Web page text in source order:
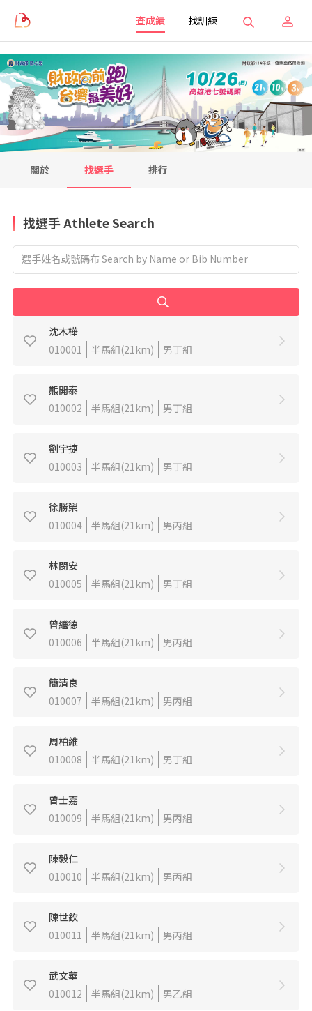
查成績 找訓練
關於 找選手 排行
找選手 Athlete Search
沈木樺
010001
半馬組(21km) 男丁組
熊開泰
010002
半馬組(21km) 男丁組
劉宇捷
010003
半馬組(21km) 男丁組
徐勝榮
010004
半馬組(21km) 男丙組
林閔安
010005
半馬組(21km) 男丁組
曾繼德
010006
半馬組(21km) 男丙組
簡清良
010007
半馬組(21km) 男丙組
周柏維
010008
半馬組(21km) 男丁組
曾士嘉
010009
半馬組(21km) 男丙組
陳毅仁
010010
半馬組(21km) 男丙組
陳世欽
010011
半馬組(21km) 男丙組
武文華
010012
半馬組(21km) 男乙組